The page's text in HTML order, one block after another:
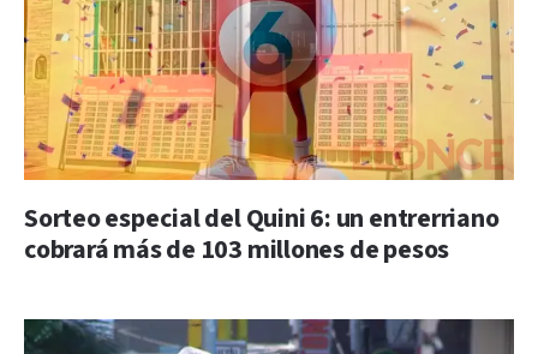
Sorteo especial del Quini 6: un entrerriano
cobrará más de 103 millones de pesos